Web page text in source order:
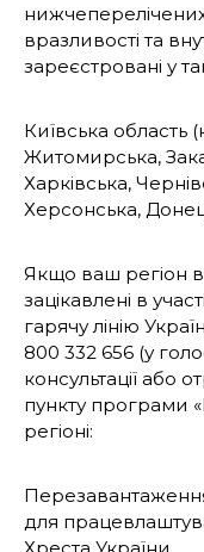
вразливості та
зареєстровані у
Київська область
Житомирська,
Харківська,
Херсонська,
Якщо ваш регіон
зацікавлені в
гарячу лінію
800 332 656 (у
консультації або
пункту програми
регіоні:
для